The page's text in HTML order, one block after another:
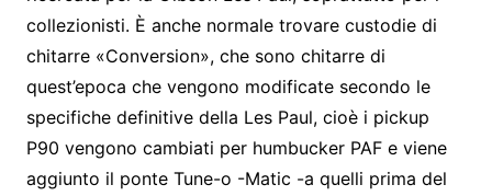
collezionisti. È anche normale trovare custodie di
chitarre «Conversion», che sono chitarre di
quest’epoca che vengono modificate secondo le
specifiche definitive della Les Paul, cioè i pickup
P90 vengono cambiati per humbucker PAF e viene
aggiunto il ponte Tune-o -Matic -a quelli prima del